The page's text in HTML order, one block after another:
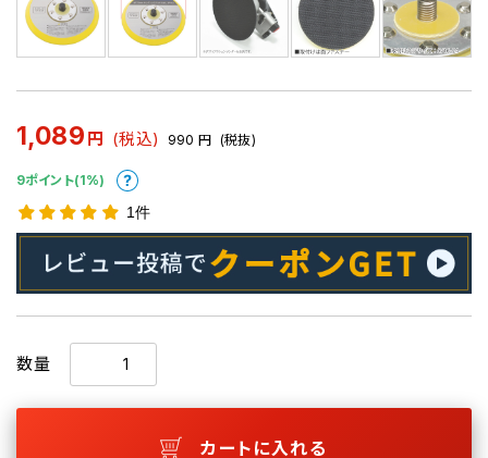
1,089 円 (税込) 990 円 (税抜)
9ポイント(1%)
1件
数量
カートに入れる